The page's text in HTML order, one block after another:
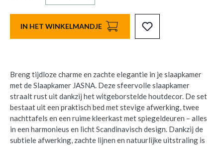
IN HET WINKELMANDJE
Breng tijdloze charme en zachte elegantie in je slaapkamer
met de Slaapkamer JASNA. Deze sfeervolle slaapkamer
straalt rust uit dankzij het witgeborstelde houtdecor. De set
bestaat uit een praktisch bed met stevige afwerking, twee
nachttafels en een ruime kleerkast met spiegeldeuren – alles
in een harmonieus en licht Scandinavisch design. Dankzij de
subtiele afwerking, zachte lijnen en natuurlijke uitstraling is